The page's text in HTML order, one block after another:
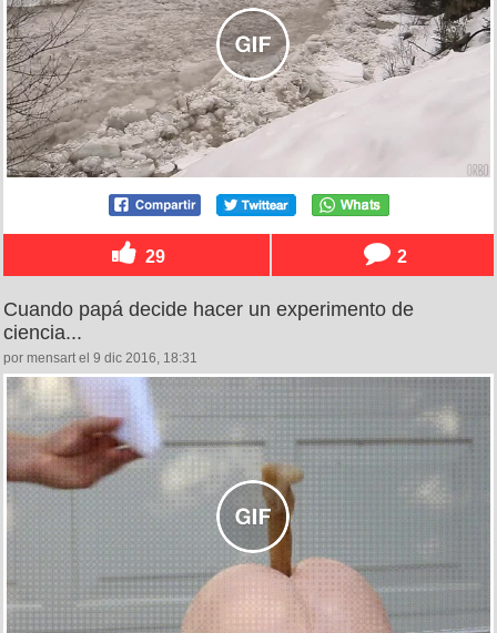
29 2
Cuando papá decide hacer un experimento de
ciencia...
por mensart el 9 dic 2016, 18:31